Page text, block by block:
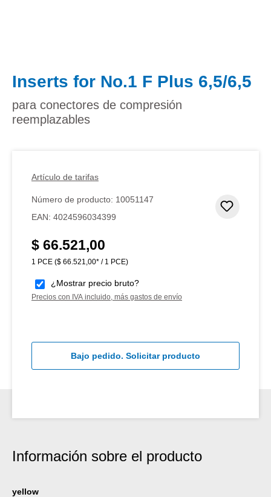
Inserts for No.1 F Plus 6,5/6,5
para conectores de compresión
reemplazables
Artículo de tarifas
Número de producto: 10051147
EAN: 4024596034399
Precio normal:
$ 66.521,00
1 PCE ($ 66.521,00* / 1 PCE)
¿Mostrar precio bruto?
Precios con IVA incluido, más gastos de envío
Bajo pedido. Solicitar producto
Información sobre el producto
yellow